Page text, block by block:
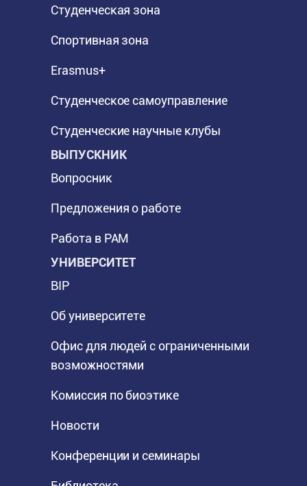
Студенческая зона
Спортивная зона
Erasmus+
Студенческое самоуправление
Студенческие научные клубы
ВЫПУСКНИК
Вопросник
Предложения о работе
Работа в PAM
УНИВЕРСИТЕТ
BIP
Об университете
Офис для людей с ограниченными
возможностями
Комиссия по биоэтике
Новости
Конференции и семинары